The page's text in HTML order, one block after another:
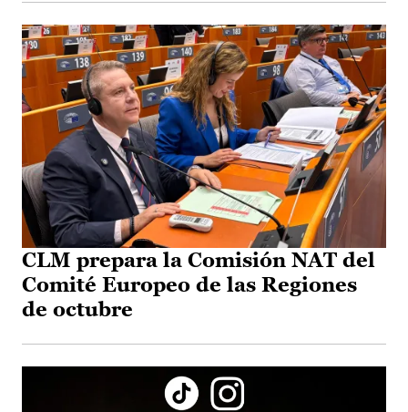
CLM prepara la Comisión NAT del
Comité Europeo de las Regiones
de octubre